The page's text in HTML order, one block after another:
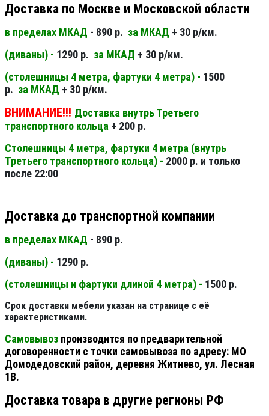
Доставка по Москве и Московской области
в пределах МКАД - 890 р. за МКАД + 30 р/км.
(диваны) - 1290 р. за МКАД + 30 р/км.
(столешницы 4 метра, фартуки 4 метра) - 1500
р. за МКАД + 30 р/км.
ВНИМАНИЕ!!! Доставка внутрь Третьего
транспортного кольца + 200 р.
Столешницы 4 метра, фартуки 4 метра (внутрь
Третьего транспортного кольца) - 2000 р. и только
после 22:00
Доставка до транспортной компании
в пределах МКАД - 890 р.
(диваны) - 1290 р.
(столешницы и фартуки длиной 4 метра) - 1500 р.
Срок доставки мебели указан на странице с её
характеристиками.
Самовывоз производится по предварительной
договоренности с точки самовывоза по адресу: МО
Домодедовский район, деревня Житнево, ул. Лесная
1В.
Доставка товара в другие регионы РФ